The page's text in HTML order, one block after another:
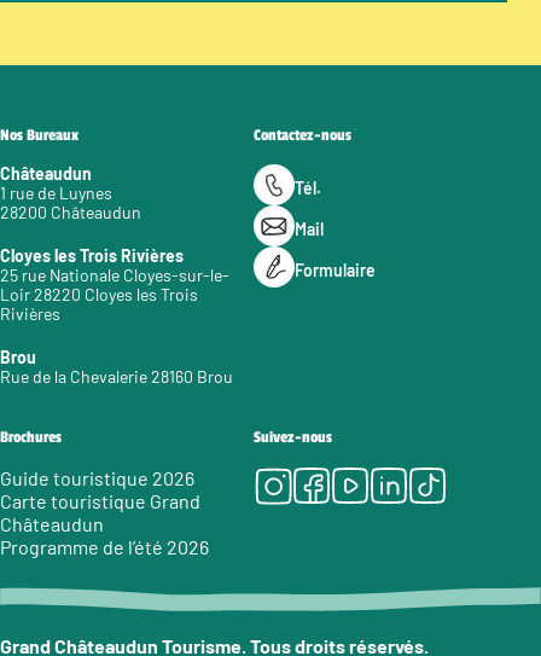
Nos Bureaux
Châteaudun
1 rue de Luynes
28200 Châteaudun
Cloyes les Trois Rivières
25 rue Nationale Cloyes-sur-le-
Loir 28220 Cloyes les Trois
Rivières
Brou
Rue de la Chevalerie 28160 Brou
Contactez-nous
Tél.
Mail
Formulaire
Brochures
Guide touristique 2026
Carte touristique Grand
Châteaudun
Programme de l’été 2026
Suivez-nous
Instagram
Facebook
Youtube
LinkedIn
Tiktok
Grand Châteaudun Tourisme. Tous droits réservés.